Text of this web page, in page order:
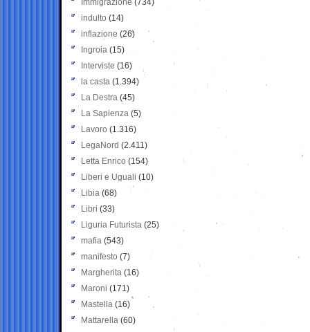
Immigrazione (734)
indulto (14)
inflazione (26)
Ingroia (15)
Interviste (16)
la casta (1.394)
La Destra (45)
La Sapienza (5)
Lavoro (1.316)
LegaNord (2.411)
Letta Enrico (154)
Liberi e Uguali (10)
Libia (68)
Libri (33)
Liguria Futurista (25)
mafia (543)
manifesto (7)
Margherita (16)
Maroni (171)
Mastella (16)
Mattarella (60)